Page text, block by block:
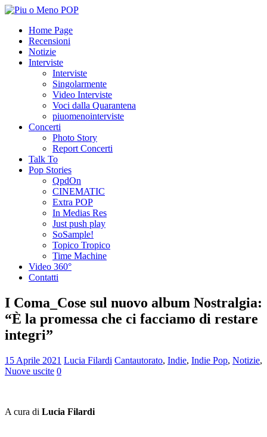
Home Page
Recensioni
Notizie
Interviste
Interviste
Singolarmente
Video Interviste
Voci dalla Quarantena
piuomenointerviste
Concerti
Photo Story
Report Concerti
Talk To
Pop Stories
QpdOn
CINEMATIC
Extra POP
In Medias Res
Just push play
SoSample!
Topico Tropico
Time Machine
Video 360°
Contatti
I Coma_Cose sul nuovo album Nostralgia:
“È la promessa che ci facciamo di restare
integri”
15 Aprile 2021 Lucia Filardi Cantautorato, Indie, Indie Pop, Notizie,
Nuove uscite 0
A cura di Lucia Filardi